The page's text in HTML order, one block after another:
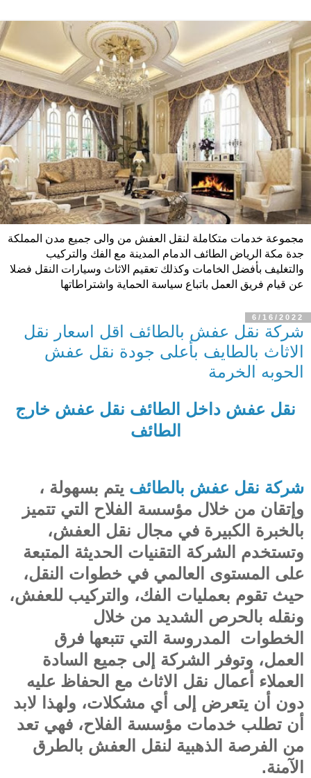
مجموعة خدمات متكاملة لنقل العفش من والى جميع مدن المملكة
جدة مكة الرياض الطائف الدمام المدينة مع الفك والتركيب
والتغليف بأفضل الخامات وكذلك تعقيم الاثاث وسيارات النقل فضلا
عن قيام فريق العمل باتباع سياسة الحماية واشتراطاتها
6/16/2022
شركة نقل عفش بالطائف اقل اسعار نقل
الاثاث بالطايف بأعلى جودة نقل عفش
الحوبه الخرمة
نقل عفش داخل الطائف نقل عفش خارج
الطائف
شركة نقل عفش بالطائف يتم بسهولة ،
وإتقان من خلال مؤسسة الفلاح التي تتميز
بالخبرة الكبيرة في مجال نقل العفش،
وتستخدم الشركة التقنيات الحديثة المتبعة
على المستوى العالمي في خطوات النقل،
حيث تقوم بعمليات الفك، والتركيب للعفش،
ونقله بالحرص الشديد من خلال
الخطوات
المدروسة التي تتبعها فرق
العمل، وتوفر الشركة إلى جميع السادة
العملاء أعمال نقل الاثاث مع الحفاظ عليه
دون أن يتعرض إلى أي مشكلات، ولهذا لابد
أن تطلب خدمات مؤسسة الفلاح، فهي تعد
من الفرصة الذهبية لنقل العفش بالطرق
الآمنة.